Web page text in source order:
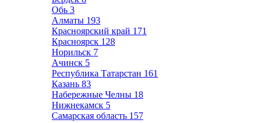
Обь 3
Алматы 193
Красноярский край 171
Красноярск 128
Норильск 7
Ачинск 5
Республика Татарстан 161
Казань 83
Набережные Челны 18
Нижнекамск 5
Самарская область 157